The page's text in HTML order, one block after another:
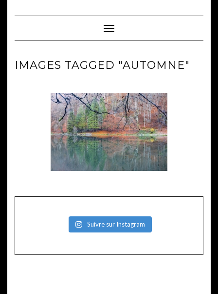
Toggle Navigation
IMAGES TAGGED "AUTOMNE"
Suivre sur Instagram